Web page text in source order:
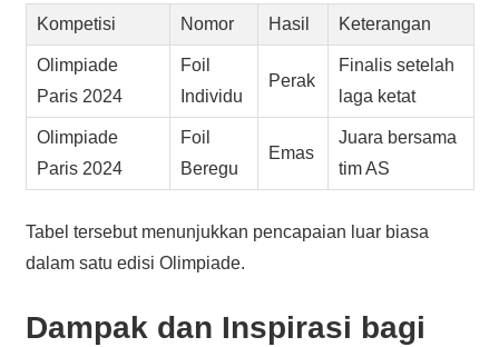
Kompetisi Nomor Hasil Keterangan
Olimpiade
Paris 2024
Foil
Individu
Perak
Finalis setelah
laga ketat
Olimpiade
Paris 2024
Foil
Beregu
Emas
Juara bersama
tim AS
Tabel tersebut menunjukkan pencapaian luar biasa
dalam satu edisi Olimpiade.
Dampak dan Inspirasi bagi